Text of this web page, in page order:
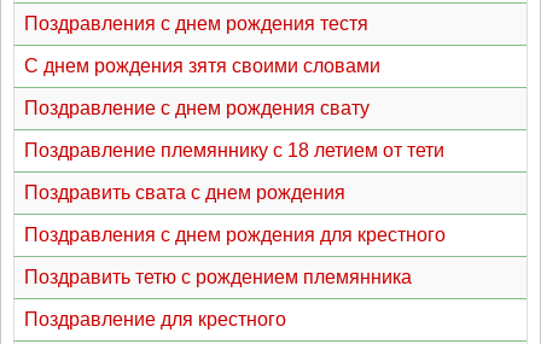
Поздравления с днем рождения тестя
С днем рождения зятя своими словами
Поздравление с днем рождения свату
Поздравление племяннику с 18 летием от тети
Поздравить свата с днем рождения
Поздравления с днем рождения для крестного
Поздравить тетю с рождением племянника
Поздравление для крестного